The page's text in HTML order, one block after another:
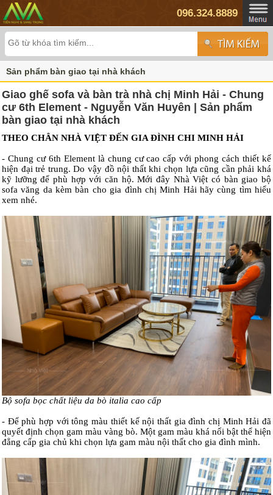
096.324.8889
Sản phẩm bàn giao tại nhà khách
Giao ghế sofa và bàn trà nhà chị Minh Hải - Chung
cư 6th Element - Nguyễn Văn Huyên | Sản phẩm
bàn giao tại nhà khách
THEO CHÂN NHÀ VIỆT ĐẾN GIA ĐÌNH CHI MINH HẢI
- Chung cư 6th Element là chung cư cao cấp với phong cách thiết kế
hiện đại trẻ trung. Do vậy đồ nội thất khi chọn lựa cũng cần phải khá
kỹ lưỡng để phù hợp với căn hộ. Mới đây Nhà Việt có bàn giao bộ
sofa văng da kèm bàn cho gia đình chị Minh Hải hãy cùng tìm hiểu
xem nhé.
Bộ sofa bọc chất liệu da bò italia cao cấp
- Để phù hợp với tông màu thiết kế nội thất gia đình chị Minh Hải đã
quyết định chọn gam màu vàng bò. Một gam màu khá nổi bật thể hiện
đẳng cấp gia chủ khi chọn lựa gam màu nội thất cho gia đình mình.